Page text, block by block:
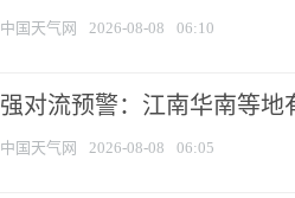
中国天气网 2026-08-08 06:10
强对流预警：江南华南等地
中国天气网 2026-08-08 06:05